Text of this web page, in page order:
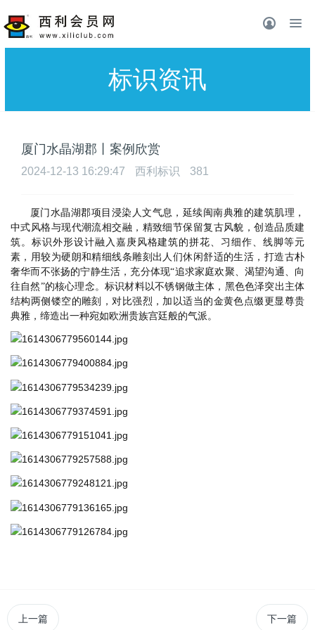
标识资讯
厦门水晶湖郡丨案例欣赏
2024-12-13 16:29:47 西利标识 381
厦门水晶湖郡项目浸染人文气息，延续闽南典雅的建筑肌理，
中式风格与现代潮流相交融，精致细节保留复古风貌，创造品质建
筑。 标识外形设计融入嘉庚风格建筑的拼花、习细作、线脚等元
素，用较为硬朗和精细线条雕刻出人们休闲舒适的生活，打造古朴
奢华而不张扬的宁静生活，充分体现“追求家庭欢聚、渴望沟通、向
往自然”的核心理念。标识材料以不锈钢做主体，黑色色泽突出主体
结构两侧镂空的雕刻，对比强烈，加以适当的金黄色点缀更显尊贵
典雅，缔造出一种宛如欧洲贵族宫廷般的气派。
上一篇 下一篇